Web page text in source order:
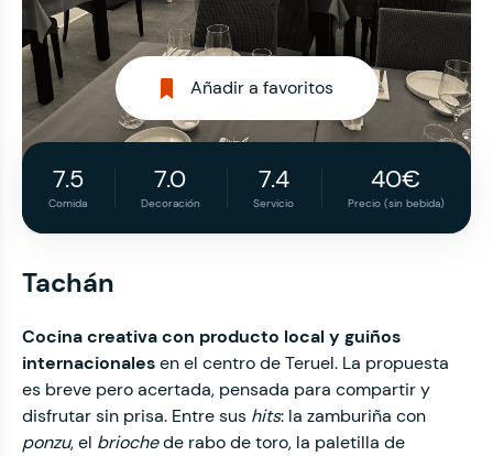
Añadir a favoritos
7.5
Comida
7.0
Decoración
7.4
Servicio
40€
Precio (sin bebida)
Tachán
Cocina creativa con producto local y guiños
internacionalesen el centro de Teruel. La propuesta
es breve pero acertada, pensada para compartir y
disfrutar sin prisa. Entre sus hits: la zamburiña con
ponzu, el briochede rabo de toro, la paletilla de